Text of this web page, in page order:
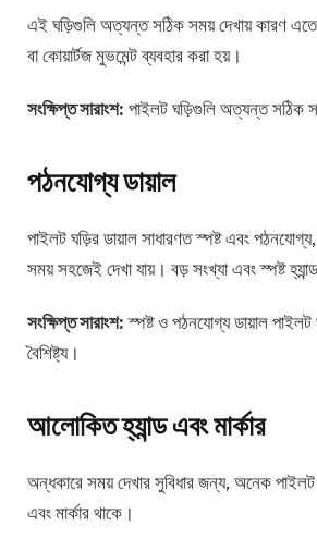
এই ঘড়িগুলি অত্যন্ত সঠিক সময় দেখায় কারণ এতে
বা কোয়ার্টজ মুভমেন্ট ব্যবহার করা হয়।
সংক্ষিপ্ত সারাংশ: পাইলট ঘড়িগুলি অত্যন্ত সঠিক
পঠনযোগ্য ডায়াল
পাইলট ঘড়ির ডায়াল সাধারণত স্পষ্ট এবং
সময় সহজেই দেখা যায়। বড় সংখ্যা এবং স্পষ্ট
সংক্ষিপ্ত সারাংশ:স্পষ্ট ও পঠনযোগ্য ডায়াল
বৈশিষ্ট্য।
আলোকিত হ্যান্ড এবং মার্কার
অন্ধকারে সময় দেখার সুবিধার জন্য, অনেক
এবং মার্কার থাকে।